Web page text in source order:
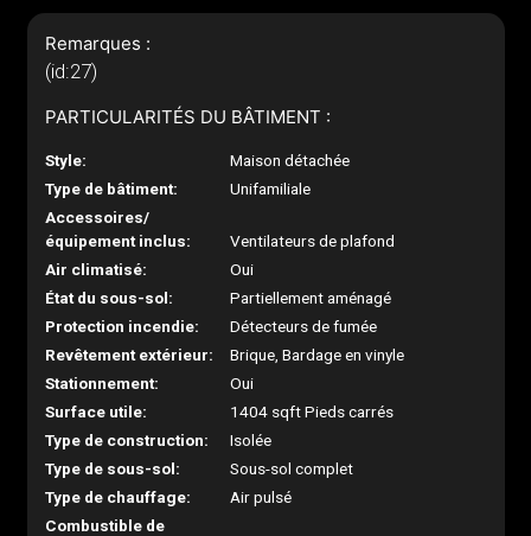
Remarques :
(id:27)
PARTICULARITÉS DU BÂTIMENT :
Style:
Maison détachée
Type de bâtiment:
Unifamiliale
Accessoires/
équipement inclus:
Ventilateurs de plafond
Air climatisé:
Oui
État du sous-sol:
Partiellement aménagé
Protection incendie:
Détecteurs de fumée
Revêtement extérieur:
Brique, Bardage en vinyle
Stationnement:
Oui
Surface utile:
1404 sqft Pieds carrés
Type de construction:
Isolée
Type de sous-sol:
Sous-sol complet
Type de chauffage:
Air pulsé
Combustible de